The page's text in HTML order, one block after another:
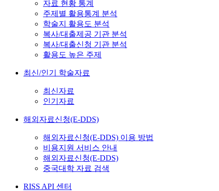
자료 현황 통계
주제별 활용통계 분석
학술지 활용도 분석
복사/대출제공 기관 분석
복사/대출신청 기관 분석
활용도 높은 주제
최신/인기 학술자료
최신자료
인기자료
해외자료신청(E-DDS)
해외자료신청(E-DDS) 이용 방법
비용지원 서비스 안내
해외자료신청(E-DDS)
중국대학 자료 검색
RISS API 센터